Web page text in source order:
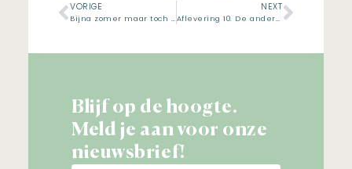
VORIGE
Bijna zomer maar toch even terug naar kerst
NEXT
Aflevering 10. De andere kant van de medaille
Blijf op de hoogte.
Meld je aan voor onze
nieuwsbrief!